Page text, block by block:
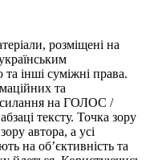
розміщені на
інші суміжні права.
та
на ГОЛОС /
тексту. Точка зору
автора, а усі
на об’єктивність та